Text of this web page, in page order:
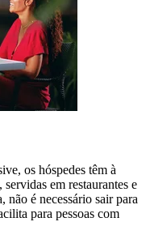
os hóspedes têm à
em restaurantes e
não é necessário sair para
para pessoas com